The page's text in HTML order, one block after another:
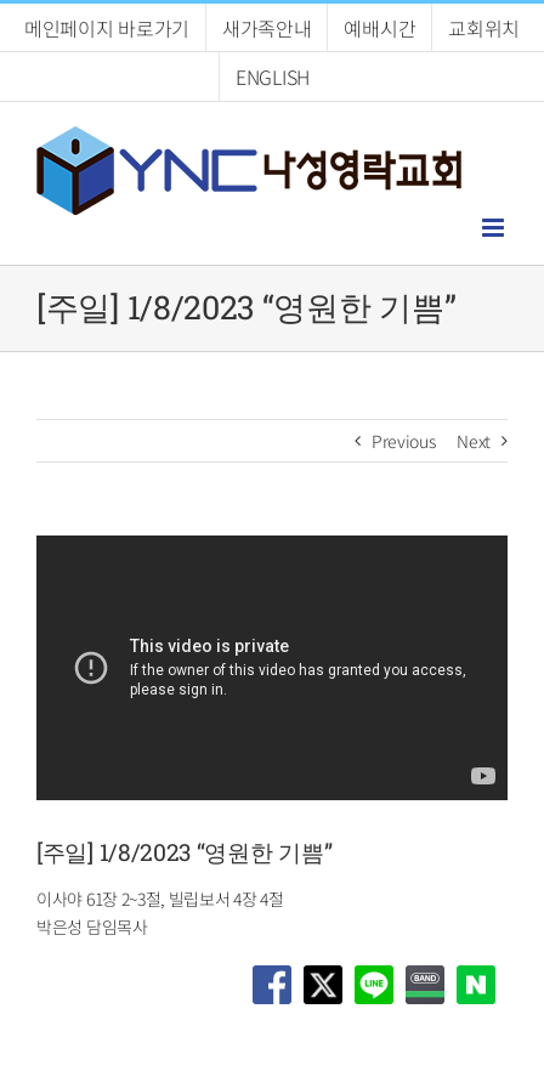
메인페이지 바로가기 새가족안내 예배시간
교회위치
ENGLISH
[주일] 1/8/2023 “영원한 기쁨”
Previous Next
[주일] 1/8/2023 “영원한 기쁨”
이사야 61장 2~3절, 빌립보서 4장 4절
박은성 담임목사